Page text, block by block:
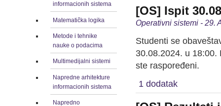
informacionih sistema
Matematička logika
Metode i tehnike
nauke o podacima
Multimedijalni sistemi
Napredne arhitekture
informacionih sistema
Napredno
[OS] Ispit
Operativni sistemi - 29.
Studenti se
30.08.2024. u 18:00.
ste raspoređeni.
1 dodatak